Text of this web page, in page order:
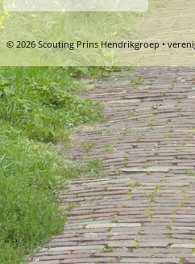
© 2026 Scouting Prins Hendrikgroep •